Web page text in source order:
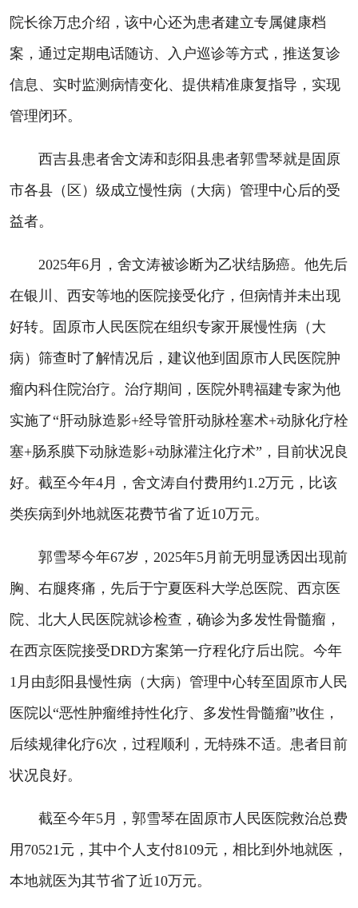
院长徐万忠介绍，该中心还为患者建立专属健康档
案，通过定期电话随访、入户巡诊等方式，推送复诊
信息、实时监测病情变化、提供精准康复指导，实现
管理闭环。
西吉县患者舍文涛和彭阳县患者郭雪琴就是固原
市各县（区）级成立慢性病（大病）管理中心后的受
益者。
2025年6月，舍文涛被诊断为乙状结肠癌。他先后
在银川、西安等地的医院接受化疗，但病情并未出现
好转。固原市人民医院在组织专家开展慢性病（大
病）筛查时了解情况后，建议他到固原市人民医院肿
瘤内科住院治疗。治疗期间，医院外聘福建专家为他
实施了“肝动脉造影+经导管肝动脉栓塞术+动脉化疗栓
塞+肠系膜下动脉造影+动脉灌注化疗术”，目前状况良
好。截至今年4月，舍文涛自付费用约1.2万元，比该
类疾病到外地就医花费节省了近10万元。
郭雪琴今年67岁，2025年5月前无明显诱因出现前
胸、右腿疼痛，先后于宁夏医科大学总医院、西京医
院、北大人民医院就诊检查，确诊为多发性骨髓瘤，
在西京医院接受DRD方案第一疗程化疗后出院。今年
1月由彭阳县慢性病（大病）管理中心转至固原市人民
医院以“恶性肿瘤维持性化疗、多发性骨髓瘤”收住，
后续规律化疗6次，过程顺利，无特殊不适。患者目前
状况良好。
截至今年5月，郭雪琴在固原市人民医院救治总费
用70521元，其中个人支付8109元，相比到外地就医，
本地就医为其节省了近10万元。